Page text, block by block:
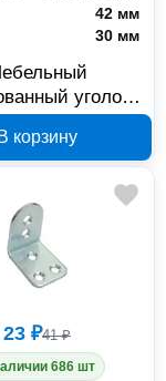
42 мм
30 мм
уголок
мм 71-0-
042
В корзину
23 ₽41 ₽
686 шт